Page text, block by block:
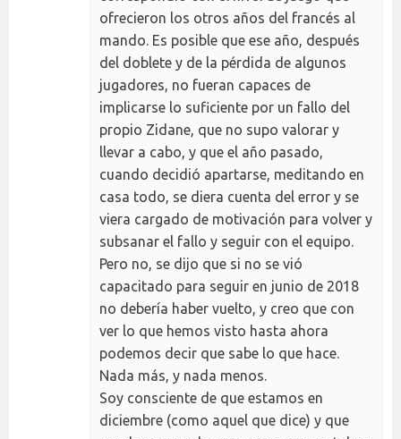
ofrecieron los otros años del francés al
mando. Es posible que ese año, después
del doblete y de la pérdida de algunos
jugadores, no fueran capaces de
implicarse lo suficiente por un fallo del
propio Zidane, que no supo valorar y
llevar a cabo, y que el año pasado,
cuando decidió apartarse, meditando en
casa todo, se diera cuenta del error y se
viera cargado de motivación para volver y
subsanar el fallo y seguir con el equipo.
Pero no, se dijo que si no se vió
capacitado para seguir en junio de 2018
no debería haber vuelto, y creo que con
ver lo que hemos visto hasta ahora
podemos decir que sabe lo que hace.
Nada más, y nada menos.
Soy consciente de que estamos en
diciembre (como aquel que dice) y que